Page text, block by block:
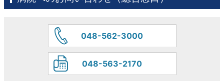
048-562-3000
048-563-2170